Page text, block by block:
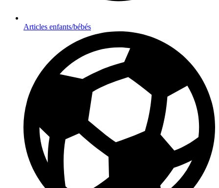
Articles enfants/bébés